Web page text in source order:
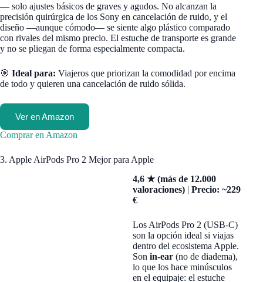
— solo ajustes básicos de graves y agudos. No alcanzan la
precisión quirúrgica de los Sony en cancelación de ruido, y el
diseño —aunque cómodo— se siente algo plástico comparado
con rivales del mismo precio. El estuche de transporte es grande
y no se pliegan de forma especialmente compacta.
🎯 Ideal para: Viajeros que priorizan la comodidad por encima
de todo y quieren una cancelación de ruido sólida.
Ver en Amazon
Comprar en Amazon
3. Apple AirPods Pro 2 Mejor para Apple
4,6 ★ (más de 12.000
valoraciones) |Precio: ~229
€
Los AirPods Pro 2 (USB-C)
son la opción ideal si viajas
dentro del ecosistema Apple.
Sonin-ear (no de diadema),
lo que los hace minúsculos
en el equipaje: el estuche